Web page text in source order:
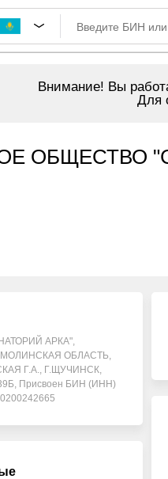
Внимание! Вы
Для
ОБЩЕСТВО
АРКА",
ОБЛАСТЬ,
Г.А., Г.ЩУЧИНСК,
Присвоен БИН (ИНН)